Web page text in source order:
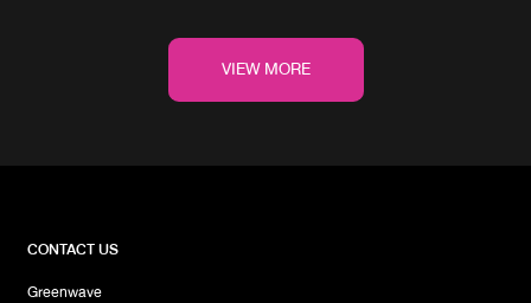
บ้านตั้งอยู่นั้นค่อนข้างเงียบสงบมาตั้งแต่เดิม ดังนั้นหากมีสิ่งใดผิดปกติ
ก็มักจะสังเกตเห็นได้ไม่ยากวันหนึ่ง คุณพ่อสังเกตเห็นว่า อาม่าข้างบ้าน
ไม่ออกมาทำกิจวัตรประจำวันตามปกติ ต่างจากทุกวันที่มักจะเห็นท่าน
เดินไปเดินมา และทักทายกันเสมอคุณพ่อรู้สึกแปลกใจ แต่ก็ไม่ได้คิดอะไร
อยู่นั้น บังเอิญเตะบอลพลาด ลูกบอลกระเด็นเข้าไปในบ้านของอาม่า
อย่างไรต่อไปขณะที่คุณพ่อกำลังจะเดินเข้าไปหยิบลูกฟุตบอล เมื่อเดิน
แนบชิดกับประตูด้านใน จ้องมองออกมา ดวงตาถลน และแลบลิ้นออกมา
วุฒิ’ เปิดเรื่องหลอนใน ‘อังคารคลุมโปง X (4 มี .ค. 2568)’ กับเรื่องราว
‘’ผีหัวโต’’ ที่ทำเอาขนหัวลุก กับเงาปริศนานุ่งโจงกระเบนแดง ดวงตาแดง
ฉาน… ที่โผล่มาถึงห้อง มันคืออะไรกันแน่? มาฟังไปพร้อมกับ ‘ดีเจแนน’
ชะงัก เพราะมีบางสิ่งอยู่ตรงนั้น… เป็นใบหน้าขนาดใหญ่เต็มกระจก
คืนต่อมา… ก็ได้เจอจริงๆ ร่างนั้นยืนอยู่ปลายเตียง สวมโจงกระเบนแดง
แทบหายใจไม่ออก แล้วพูดด้วยเสียงเย็นเยียบว่า “มึงทำตัวให้ดีหน่อย”ใน
VIEW MORE
CONTACT US
Greenwave